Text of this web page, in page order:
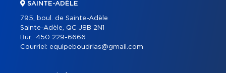
SAINTE-ADÈLE
795, boul. de Sainte-Adèle
Sainte-Adèle, QC J8B 2N1
Bur.: 450 229-6666
Courriel: equipeboudrias@gmail.com